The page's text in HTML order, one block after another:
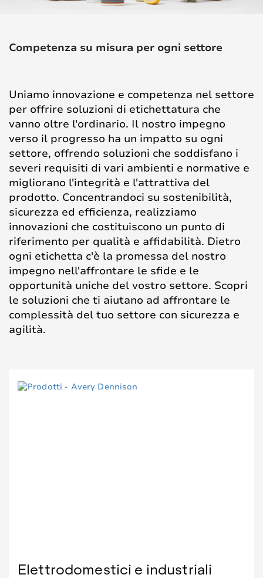
Competenza su misura per ogni settore
Uniamo innovazione e competenza nel settore
per offrire soluzioni di etichettatura che
vanno oltre l'ordinario. Il nostro impegno
verso il progresso ha un impatto su ogni
settore, offrendo soluzioni che soddisfano i
severi requisiti di vari ambienti e normative e
migliorano l'integrità e l'attrattiva del
prodotto. Concentrandoci su sostenibilità,
sicurezza ed efficienza, realizziamo
innovazioni che costituiscono un punto di
riferimento per qualità e affidabilità. Dietro
ogni etichetta c'è la promessa del nostro
impegno nell'affrontare le sfide e le
opportunità uniche del vostro settore. Scopri
le soluzioni che ti aiutano ad affrontare le
complessità del tuo settore con sicurezza e
agilità.
Elettrodomestici e industriali